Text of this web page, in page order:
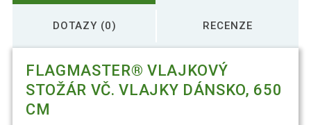
DOTAZY (0) RECENZE
FLAGMASTER® VLAJKOVÝ
STOŽÁR VČ. VLAJKY DÁNSKO, 650
CM